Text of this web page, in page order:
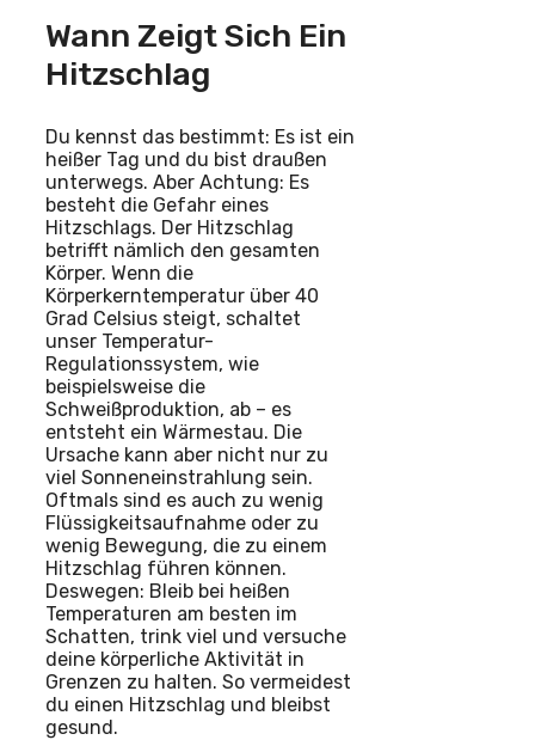
Wann Zeigt Sich Ein
Hitzschlag
Du kennst das bestimmt: Es ist ein
heißer Tag und du bist draußen
unterwegs. Aber Achtung: Es
besteht die Gefahr eines
Hitzschlags. Der Hitzschlag
betrifft nämlich den gesamten
Körper. Wenn die
Körperkerntemperatur über 40
Grad Celsius steigt, schaltet
unser Temperatur-
Regulationssystem, wie
beispielsweise die
Schweißproduktion, ab – es
entsteht ein Wärmestau. Die
Ursache kann aber nicht nur zu
viel Sonneneinstrahlung sein.
Oftmals sind es auch zu wenig
Flüssigkeitsaufnahme oder zu
wenig Bewegung, die zu einem
Hitzschlag führen können.
Deswegen: Bleib bei heißen
Temperaturen am besten im
Schatten, trink viel und versuche
deine körperliche Aktivität in
Grenzen zu halten. So vermeidest
du einen Hitzschlag und bleibst
gesund.